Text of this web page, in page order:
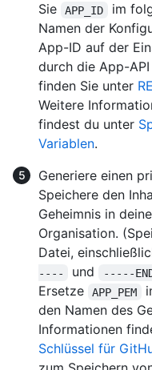
Sie
APP_ID
im
Namen der
App-ID auf der
durch die App-
finden Sie unter
Weitere
findest du unter
Variablen.
Generiere einen
Speichere den
Geheimnis in
Organisation.
Datei,
----
und -----
Ersetze
APP_PEM
den Namen des
Informationen
Schlüssel für